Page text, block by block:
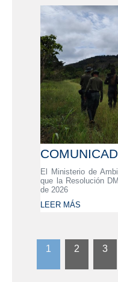
El Ministerio de
que la Resolución
de 2026
LEER MÁS
1 2 3